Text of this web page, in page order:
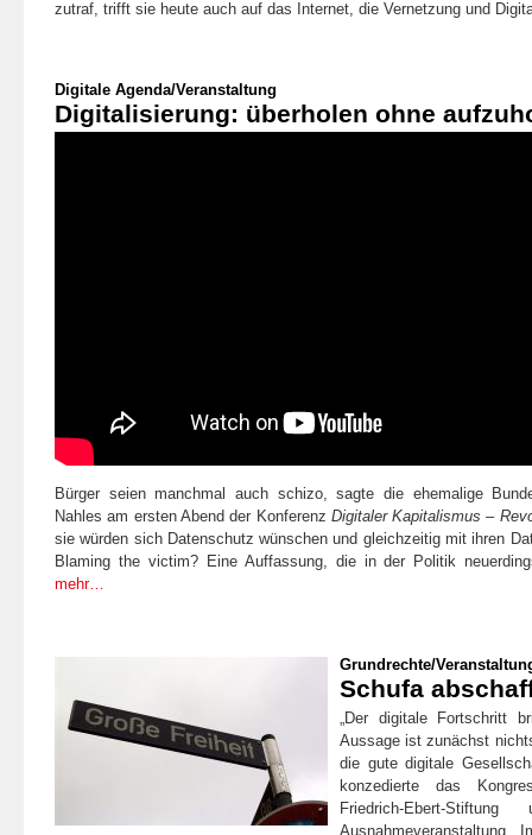
zutraf, trifft sie heute auch auf das Internet, die Vernetzung und
Digitale Agenda/Veranstaltung
Digitalisierung: überholen ohne
Bürger seien manchmal auch schizo, sagte die ehemalige
Nahles am ersten Abend der Konferenz Digitaler Kapitalismus –
sie würden sich Datenschutz wünschen und gleichzeitig mit ihren
Blaming the victim? Eine Auffassung, die in der Politik
mehr…
Grundrechte/
Schufa
„Der digitale Fortschritt
Aussage ist zunächst
die gute digitale
konzedierte das
Friedrich-Ebert-
Ausnahmeveranstaltung.